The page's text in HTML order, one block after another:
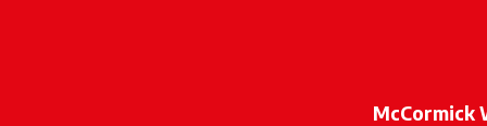
McCormick